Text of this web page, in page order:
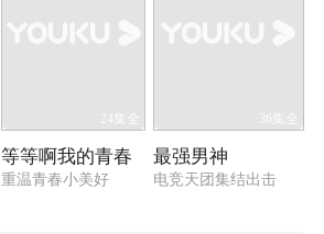
24集全
等等啊我的青春
重温青春小美好
36集全
最强男神
电竞天团集结出击